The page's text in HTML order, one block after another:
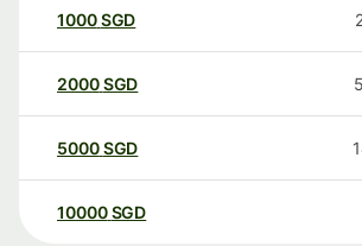
1000SGD
2000SGD
5000SGD
10000 SGD